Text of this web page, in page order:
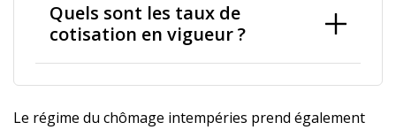
Quels sont les taux de
cotisation en vigueur ?
Le régime du chômage intempéries prend également